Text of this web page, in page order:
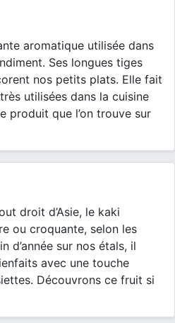
aromatique utilisée dans
Ses longues tiges
nos petits plats. Elle fait
utilisées dans la cuisine
produit que l’on trouve sur
droit d’Asie, le kaki
ou croquante, selon les
d’année sur nos étals, il
avec une touche
Découvrons ce fruit si